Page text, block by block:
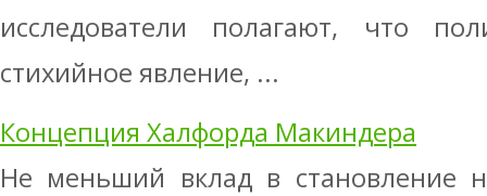
исследователи полагают, что
стихийное явление, ...
Концепция Халфорда Макиндера
Не меньший вклад в становление